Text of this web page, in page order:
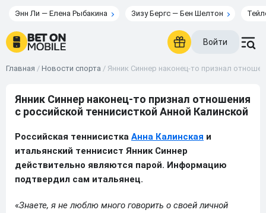
Энн Ли — Елена Рыбакина Зизу Бергс — Бен Шелтон
Войти
Главная / Новости спорта / Янник Синнер наконец-то признал
Янник Синнер наконец-то признал отношения
с российской теннисисткой Анной Калинской
Российская теннисистка Анна Калинская и
итальянский теннисист Янник Синнер
действительно являются парой. Информацию
подтвердил сам итальянец.
«Знаете, я не люблю много говорить о своей личной